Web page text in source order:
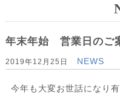
年末年始 営業日のご
2019年12月25日 NEWS
今年も大変お世話になり